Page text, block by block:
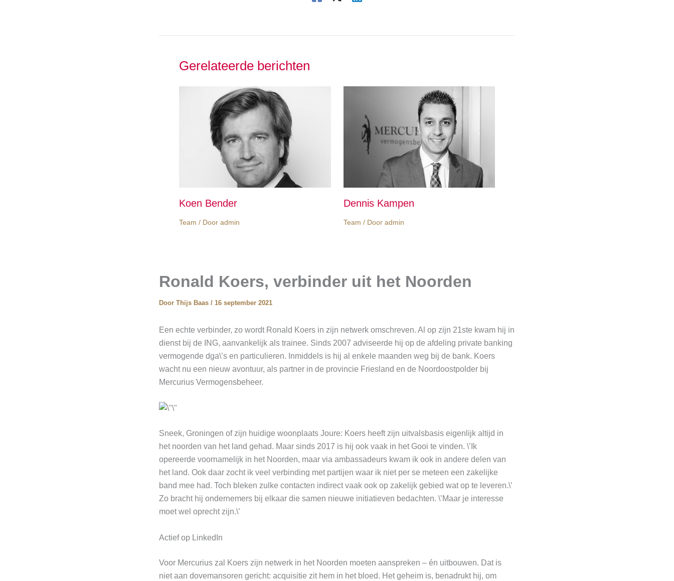
Gerelateerde berichten
Koen Bender
Team / Door admin
Dennis Kampen
Team / Door admin
Ronald Koers, verbinder uit het Noorden
Door Thijs Baas / 16 september 2021
Een echte verbinder, zo wordt Ronald Koers in zijn netwerk omschreven. Al op zijn 21ste kwam hij in
dienst bij de ING, aanvankelijk als trainee. Sinds 2007 adviseerde hij op de afdeling private banking
vermogende dga\’s en particulieren. Inmiddels is hij al enkele maanden weg bij de bank. Koers
wacht nu een nieuw avontuur, als partner in de provincie Friesland en de Noordoostpolder bij
Mercurius Vermogensbeheer.
Sneek, Groningen of zijn huidige woonplaats Joure: Koers heeft zijn uitvalsbasis eigenlijk altijd in
het noorden van het land gehad. Maar sinds 2017 is hij ook vaak in het Gooi te vinden. \’Ik
opereerde voornamelijk in het Noorden, maar via ambassadeurs kwam ik ook in andere delen van
het land. Ook daar zocht ik veel verbinding met partijen waar ik niet per se meteen een zakelijke
band mee had. Toch bleken zulke contacten indirect vaak ook op zakelijk gebied wat op te leveren.\’
Zo bracht hij ondernemers bij elkaar die samen nieuwe initiatieven bedachten. \’Maar je interesse
moet wel oprecht zijn.\’
Actief op LinkedIn
Voor Mercurius zal Koers zijn netwerk in het Noorden moeten aanspreken – én uitbouwen. Dat is
niet aan dovemansoren gericht: acquisitie zit hem in het bloed. Het geheim is, benadrukt hij, om